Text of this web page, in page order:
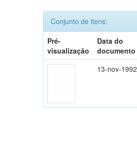
Conjunto de itens:
Pré-
visualização
Data do
documento
13-nov-1992